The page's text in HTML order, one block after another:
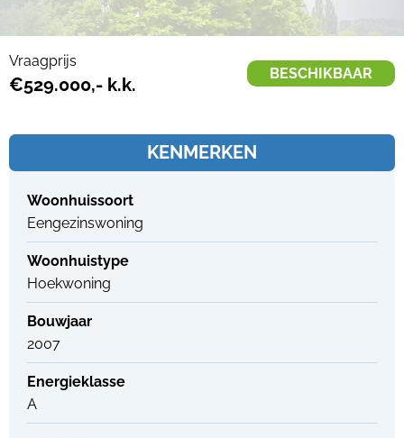
Vraagprijs
€529.000,- k.k.
BESCHIKBAAR
KENMERKEN
Woonhuissoort
Eengezinswoning
Woonhuistype
Hoekwoning
Bouwjaar
2007
Energieklasse
A